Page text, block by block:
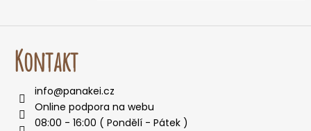
Kontakt
info@panakei.cz
Online podpora na webu
08:00 - 16:00 ( Pondělí - Pátek )